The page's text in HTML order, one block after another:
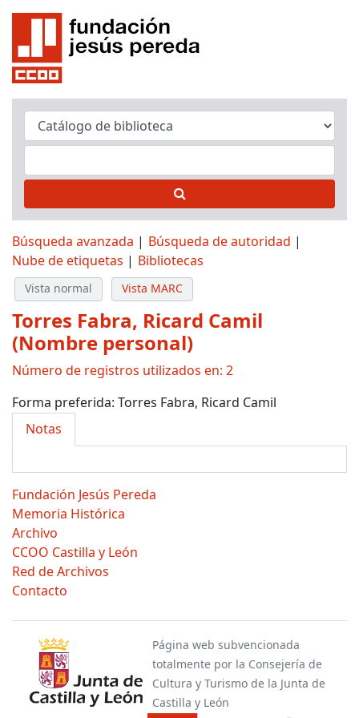
Búsqueda avanzada
Búsqueda de autoridad
Nube de etiquetas
Bibliotecas
Fundación Jesús Pereda
Memoria Histórica
Archivo
CCOO Castilla y León
Red de Archivos
Contacto
Vista normal Vista MARC
Torres Fabra, Ricard Camil
(Nombre personal)
Número de registros utilizados en: 2
Forma preferida: Torres Fabra, Ricard Camil
Notas
Página web subvencionada
totalmente por la Consejería de
Cultura y Turismo de la Junta de
Castilla y León